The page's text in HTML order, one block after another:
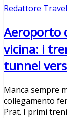
Redattore Travel
Aeroporto
vicina: i
tunnel
Manca sempre
collegamento
Prat. I primi